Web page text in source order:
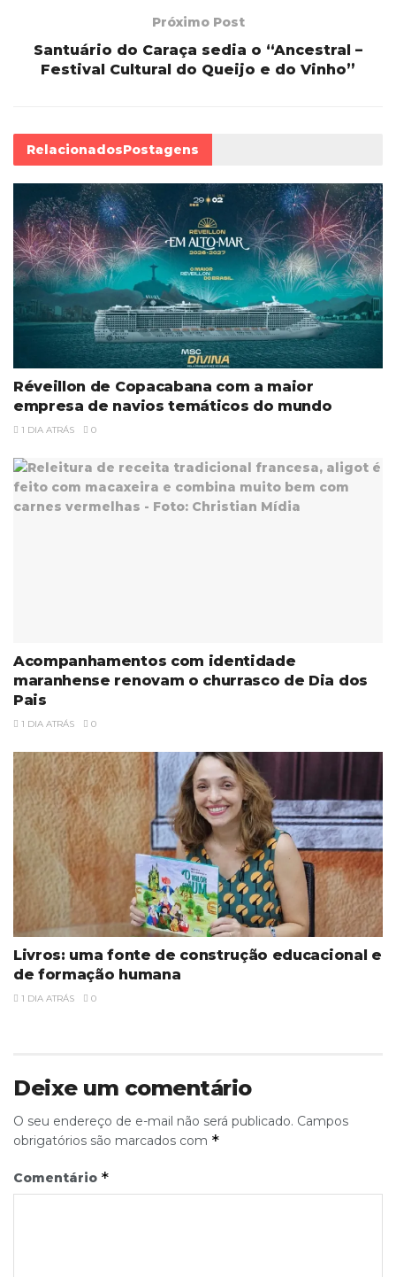
Próximo Post
Santuário do Caraça sedia o “Ancestral –
Festival Cultural do Queijo e do Vinho”
RelacionadosPostagens
Réveillon de Copacabana com a maior
empresa de navios temáticos do mundo
1 DIA ATRÁS 0
Acompanhamentos com identidade
maranhense renovam o churrasco de Dia dos
Pais
1 DIA ATRÁS 0
Livros: uma fonte de construção educacional e
de formação humana
1 DIA ATRÁS 0
Deixe um comentário
O seu endereço de e-mail não será publicado. Campos
obrigatórios são marcados com *
Comentário *